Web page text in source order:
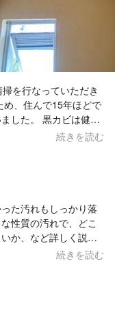
を行なっていただき
め、住んで15年ほどで
した。 黒カビは健康
ーチャースマイルさ
。 長年掃除していな
と思っていたのです
感無量です。 また
ます！
続きを読む
た汚れもしっかり落
性質の汚れで、どこ
か、など詳しく説明
続きを読む